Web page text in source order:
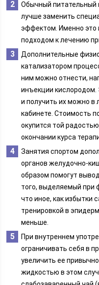
Обычный питательный
лучше заменить
эффектом. Именно это
подходом к лечению
Дополнительные
катализатором
ним можно отнести,
инъекции
и получить их можно в
кабинете. Стоимость
окупится той
окончании курса
Занятия спортом
органов желудочно-
образом помогут
того, выделяемый при
что иное, как избытки
тренировкой в
меньше.
При внутреннем
ограничивать себя в
увеличить ее
жидкостью в этом